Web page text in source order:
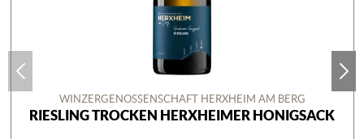
WINZERGENOSSENSCHAFT HERXHEIM AM BERG
RIESLING TROCKEN HERXHEIMER HONIGSACK